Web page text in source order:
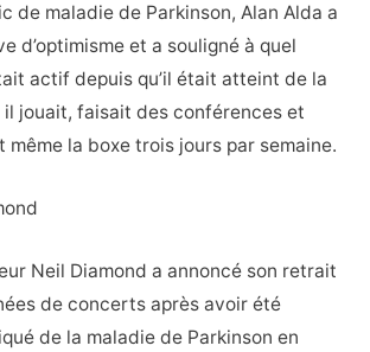
de maladie de Parkinson, Alan Alda a
d’optimisme et a souligné à quel
actif depuis qu’il était atteint de la
il jouait, faisait des conférences et
même la boxe trois jours par semaine.
Neil Diamond a annoncé son retrait
de concerts après avoir été
de la maladie de Parkinson en